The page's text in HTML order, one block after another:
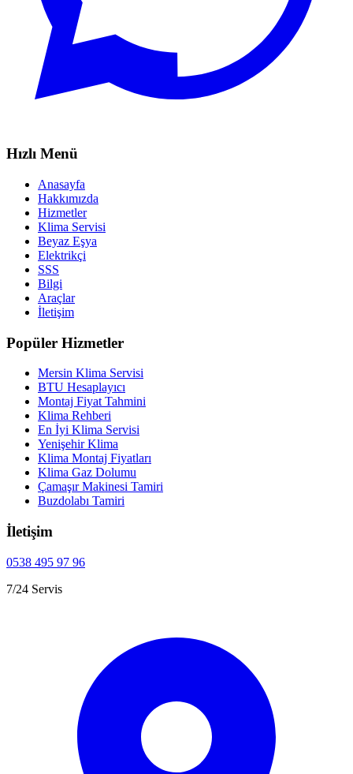
Hızlı Menü
Anasayfa
Hakkımızda
Hizmetler
Klima Servisi
Beyaz Eşya
Elektrikçi
SSS
Bilgi
Araçlar
İletişim
Popüler Hizmetler
Mersin Klima Servisi
BTU Hesaplayıcı
Montaj Fiyat Tahmini
Klima Rehberi
En İyi Klima Servisi
Yenişehir Klima
Klima Montaj Fiyatları
Klima Gaz Dolumu
Çamaşır Makinesi Tamiri
Buzdolabı Tamiri
İletişim
0538 495 97 96
7/24 Servis